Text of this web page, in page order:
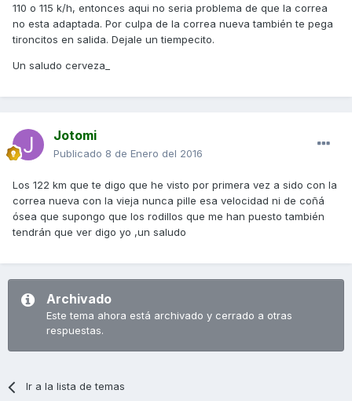
110 o 115 k/h, entonces aqui no seria problema de que la correa
no esta adaptada. Por culpa de la correa nueva también te pega
tironcitos en salida. Dejale un tiempecito.
Un saludo cerveza_
Jotomi
Publicado 8 de Enero del 2016
Los 122 km que te digo que he visto por primera vez a sido con la
correa nueva con la vieja nunca pille esa velocidad ni de coñá
ósea que supongo que los rodillos que me han puesto también
tendrán que ver digo yo ,un saludo
Archivado
Este tema ahora está archivado y cerrado a otras
respuestas.
Ir a la lista de temas